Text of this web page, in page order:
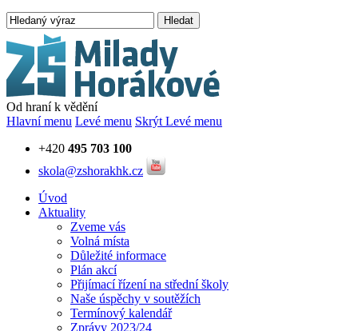
Hledat
Od hraní k vědění
Hlavní menu Levé menu Skrýt Levé menu
+420 495 703 100
skola@zshorakhk.cz
Úvod
Aktuality
Zveme vás
Volná místa
Důležité informace
Plán akcí
Přijímací řízení na střední školy
Naše úspěchy v soutěžích
Termínový kalendář
Zprávy 2023/24